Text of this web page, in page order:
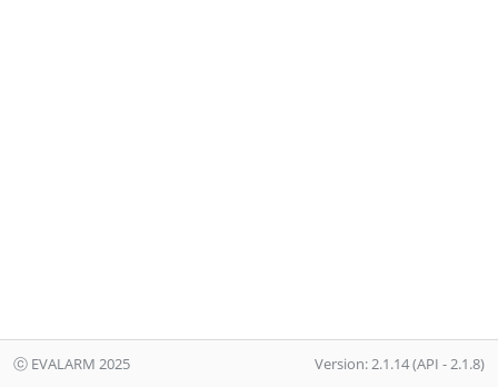
ⓒ EVALARM 2025 Version: 2.1.14 (API - 2.1.8)